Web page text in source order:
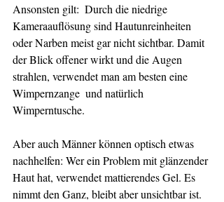
Ansonsten gilt:  Durch die niedrige
Kameraauflösung sind Hautunreinheiten
oder Narben meist gar nicht sichtbar. Damit
der Blick offener wirkt und die Augen
strahlen, verwendet man am besten eine
Wimpernzange  und natürlich
Wimperntusche.
Aber auch Männer können optisch etwas
nachhelfen: Wer ein Problem mit glänzender
Haut hat, verwendet mattierendes Gel. Es
nimmt den Ganz, bleibt aber unsichtbar ist.